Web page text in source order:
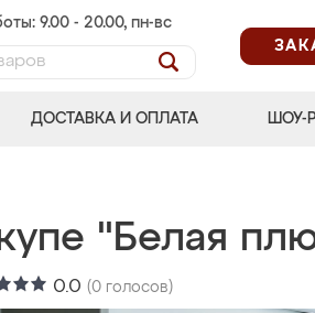
9.00 - 20.00, пн-вс
ДОСТАВКА И ОПЛАТА ШОУ-
"Белая
0.0 (0 голосов)